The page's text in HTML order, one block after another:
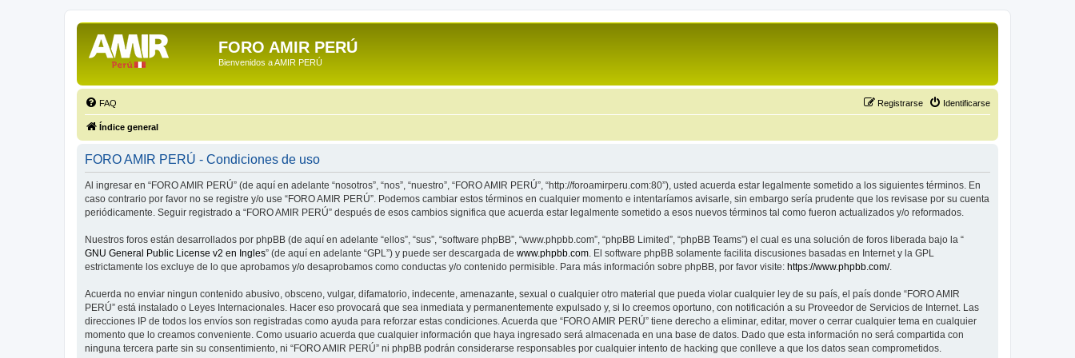
FORO AMIR PERÚ
Bienvenidos a AMIR PERÚ
FAQ Identificarse
Registrarse
Índice general
FORO AMIR PERÚ - Condiciones de uso
Al ingresar en “FORO AMIR PERÚ” (de aquí en adelante “nosotros”, “nos”, “nuestro”, “FORO AMIR PERÚ”, “http://foroamirperu.com:80”), usted acuerda estar legalmente sometido a los siguientes términos. En
caso contrario por favor no se registre y/o use “FORO AMIR PERÚ”. Podemos cambiar estos términos en cualquier momento e intentaríamos avisarle, sin embargo sería prudente que los revisase por su cuenta
periódicamente. Seguir registrado a “FORO AMIR PERÚ” después de esos cambios significa que acuerda estar legalmente sometido a esos nuevos términos tal como fueron actualizados y/o reformados.
Nuestros foros están desarrollados por phpBB (de aquí en adelante “ellos”, “sus”, “software phpBB”, “www.phpbb.com”, “phpBB Limited”, “phpBB Teams”) el cual es una solución de foros liberada bajo la “
GNU General Public License v2 en Ingles” (de aquí en adelante “GPL”) y puede ser descargada de www.phpbb.com . El software phpBB solamente facilita discusiones basadas en Internet y la GPL
estrictamente los excluye de lo que aprobamos y/o desaprobamos como conductas y/o contenido permisible. Para más información sobre phpBB, por favor visite: https://www.phpbb.com/.
Acuerda no enviar ningun contenido abusivo, obsceno, vulgar, difamatorio, indecente, amenazante, sexual o cualquier otro material que pueda violar cualquier ley de su país, el país donde “FORO AMIR
PERÚ” está instalado o Leyes Internacionales. Hacer eso provocará que sea inmediata y permanentemente expulsado y, si lo creemos oportuno, con notificación a su Proveedor de Servicios de Internet. Las
direcciones IP de todos los envíos son registradas como ayuda para reforzar estas condiciones. Acuerda que “FORO AMIR PERÚ” tiene derecho a eliminar, editar, mover o cerrar cualquier tema en cualquier
momento que lo creamos conveniente. Como usuario acuerda que cualquier información que haya ingresado será almacenada en una base de datos. Dado que esta información no será compartida con
ninguna tercera parte sin su consentimiento, ni “FORO AMIR PERÚ” ni phpBB podrán considerarse responsables por cualquier intento de hacking que conlleve a que los datos sean comprometidos.